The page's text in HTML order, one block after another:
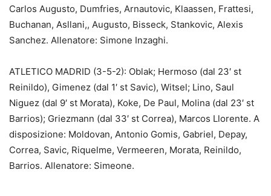
Carlos Augusto, Dumfries, Arnautovic, Klaassen, Frattesi,
Buchanan, Asllani,, Augusto, Bisseck, Stankovic, Alexis
Sanchez. Allenatore: Simone Inzaghi.
ATLETICO MADRID (3-5-2): Oblak; Hermoso (dal 23′ st
Reinildo), Gimenez (dal 1′ st Savic), Witsel; Lino, Saul
Niguez (dal 9′ st Morata), Koke, De Paul, Molina (dal 23′ st
Barrios); Griezmann (dal 33′ st Correa), Marcos Llorente. A
disposizione: Moldovan, Antonio Gomis, Gabriel, Depay,
Correa, Savic, Riquelme, Vermeeren, Morata, Reinildo,
Barrios. Allenatore: Simeone.